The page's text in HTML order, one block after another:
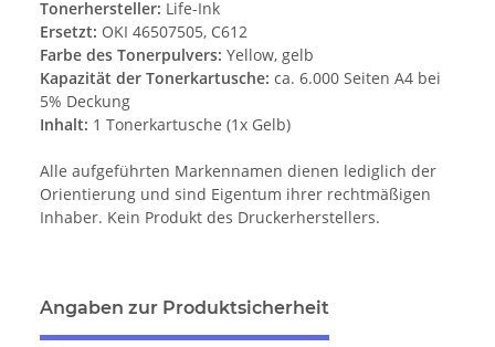
Tonerhersteller: Life-Ink
Ersetzt: OKI 46507505, C612
Farbe des Tonerpulvers: Yellow, gelb
Kapazität der Tonerkartusche: ca. 6.000 Seiten A4 bei
5% Deckung
Inhalt: 1 Tonerkartusche (1x Gelb)
Alle aufgeführten Markennamen dienen lediglich der
Orientierung und sind Eigentum ihrer rechtmäßigen
Inhaber. Kein Produkt des Druckerherstellers.
Angaben zur Produktsicherheit